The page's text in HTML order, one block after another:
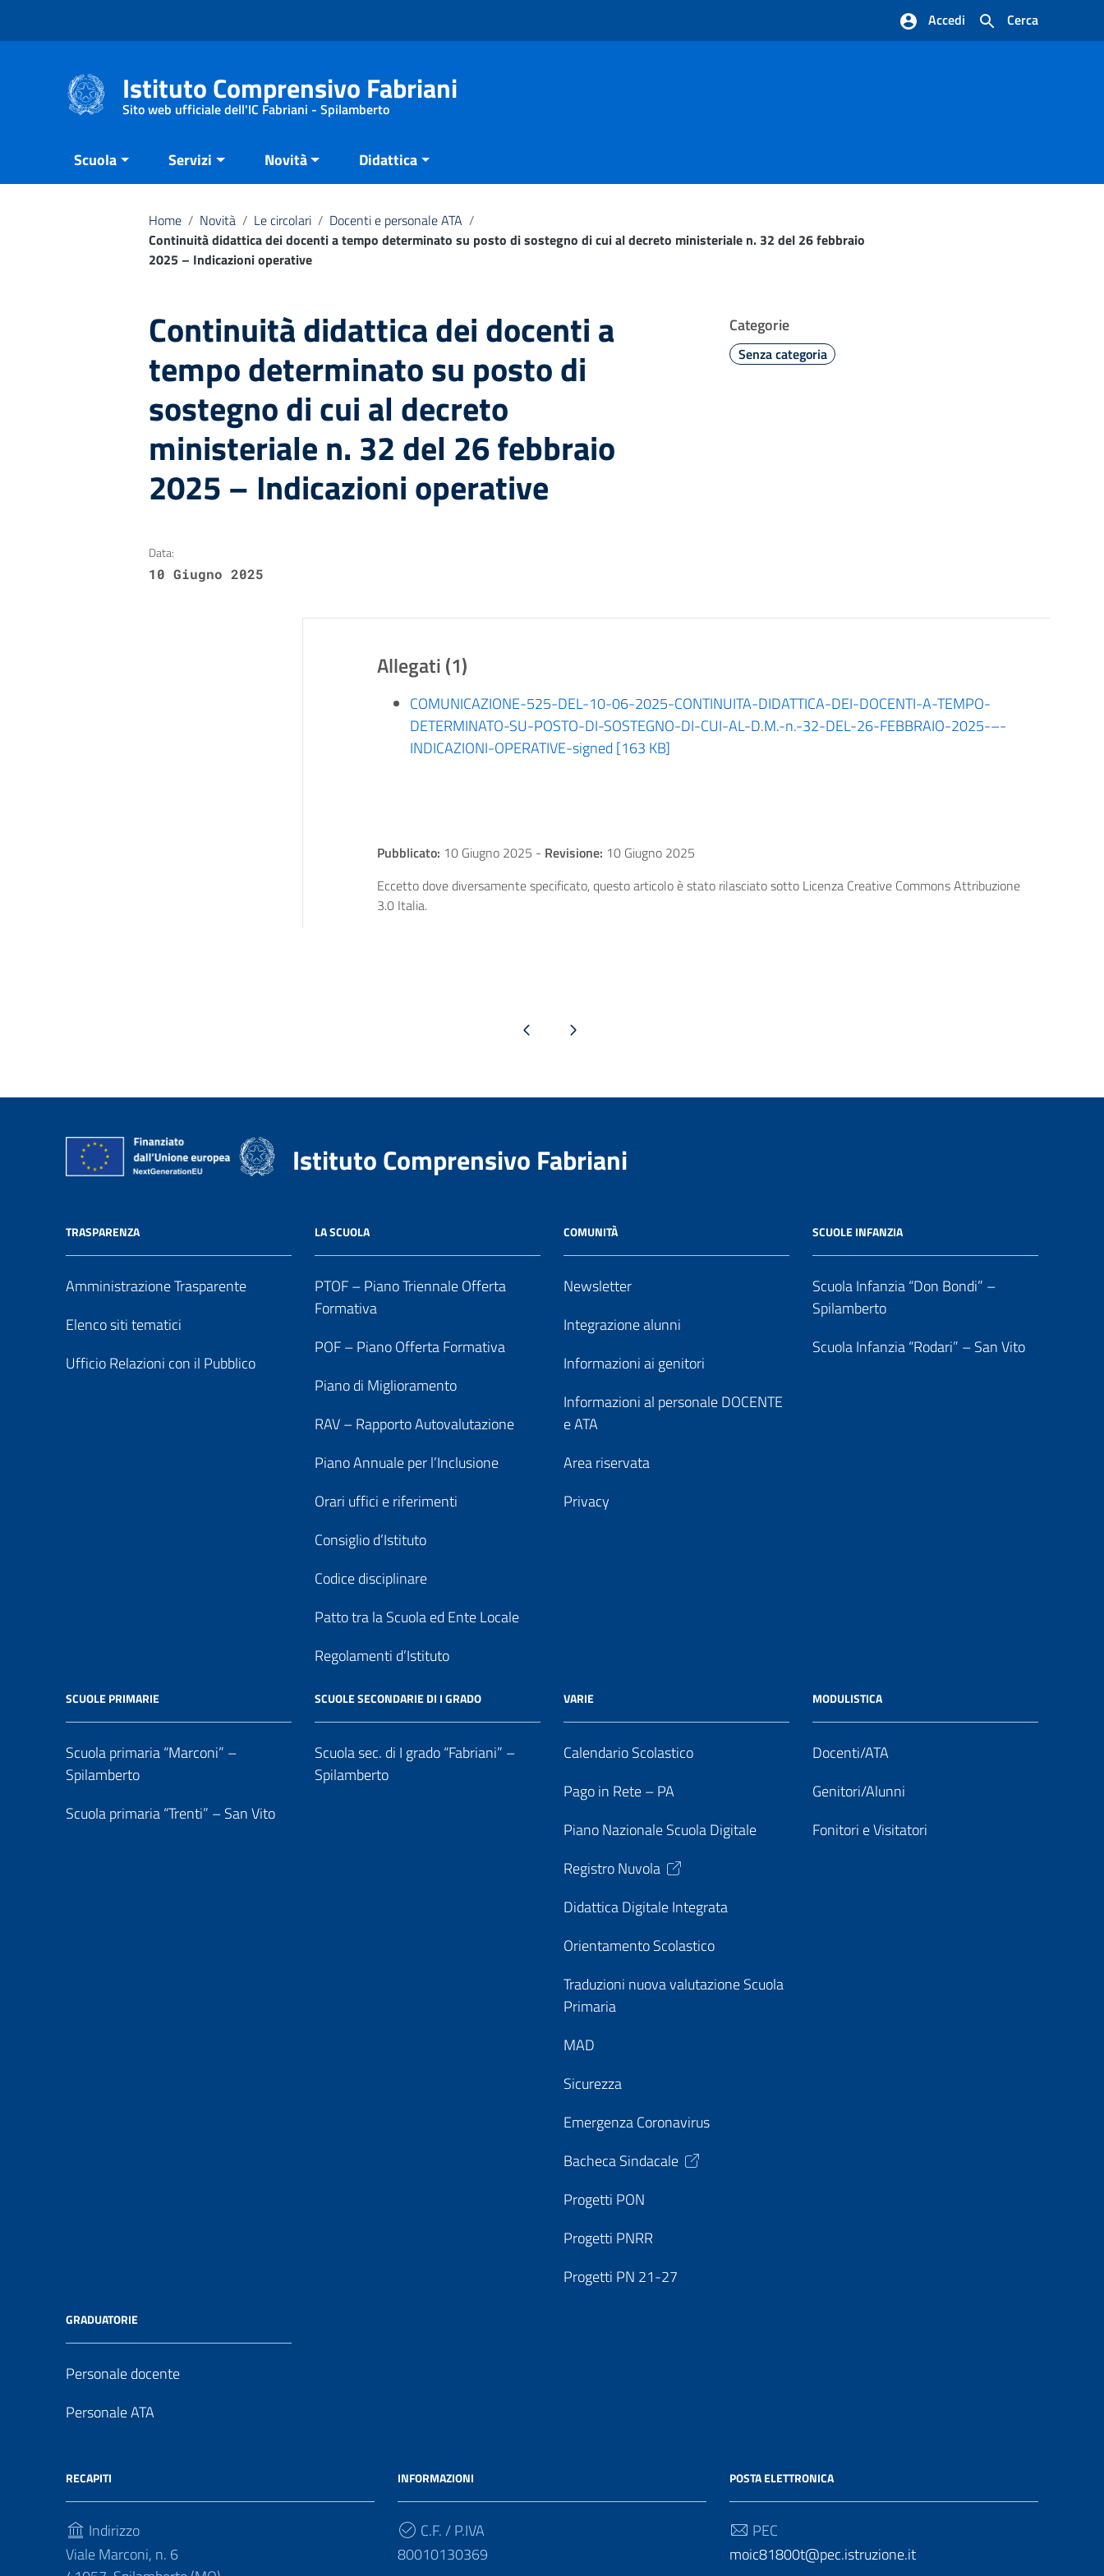
Cerca
Accedi
Istituto Comprensivo Fabriani
Sito web ufficiale dell'IC Fabriani - Spilamberto
Scuola Servizi Novità Didattica
Home / Novità / Le circolari / Docenti e personale ATA /
Continuità didattica dei docenti a tempo determinato su posto di sostegno di cui al decreto ministeriale n. 32 del 26 febbraio
2025 – Indicazioni operative
Continuità didattica dei docenti a
tempo determinato su posto di
sostegno di cui al decreto
ministeriale n. 32 del 26 febbraio
2025 – Indicazioni operative
Categorie
Senza categoria
Data:
10 Giugno 2025
Allegati (1)
COMUNICAZIONE-525-DEL-10-06-2025-CONTINUITA-DIDATTICA-DEI-DOCENTI-A-TEMPO-
DETERMINATO-SU-POSTO-DI-SOSTEGNO-DI-CUI-AL-D.M.-n.-32-DEL-26-FEBBRAIO-2025-–-
INDICAZIONI-OPERATIVE-signed [163 KB]
Pubblicato: 10 Giugno 2025 - Revisione: 10 Giugno 2025
Eccetto dove diversamente specificato, questo articolo è stato rilasciato sotto Licenza Creative Commons Attribuzione
3.0 Italia.
Pagina precedentePagina successiva
Istituto Comprensivo Fabriani
TRASPARENZA
Amministrazione Trasparente
Elenco siti tematici
Ufficio Relazioni con il Pubblico
LA SCUOLA
PTOF – Piano Triennale Offerta
Formativa
POF – Piano Offerta Formativa
Piano di Miglioramento
RAV – Rapporto Autovalutazione
Piano Annuale per l’Inclusione
Orari uffici e riferimenti
Consiglio d’Istituto
Codice disciplinare
Patto tra la Scuola ed Ente Locale
Regolamenti d’Istituto
COMUNITÀ
Newsletter
Integrazione alunni
Informazioni ai genitori
Informazioni al personale DOCENTE
e ATA
Area riservata
Privacy
SCUOLE INFANZIA
Scuola Infanzia “Don Bondi” –
Spilamberto
Scuola Infanzia “Rodari” – San Vito
SCUOLE PRIMARIE
Scuola primaria “Marconi” –
Spilamberto
Scuola primaria “Trenti” – San Vito
SCUOLE SECONDARIE DI I GRADO
Scuola sec. di I grado “Fabriani” –
Spilamberto
VARIE
Calendario Scolastico
Pago in Rete – PA
Piano Nazionale Scuola Digitale
Registro Nuvola
Didattica Digitale Integrata
Orientamento Scolastico
Traduzioni nuova valutazione Scuola
Primaria
MAD
Sicurezza
Emergenza Coronavirus
Bacheca Sindacale
Progetti PON
Progetti PNRR
Progetti PN 21-27
MODULISTICA
Docenti/ATA
Genitori/Alunni
Fonitori e Visitatori
GRADUATORIE
Personale docente
Personale ATA
RECAPITI
Indirizzo
Viale Marconi, n. 6
INFORMAZIONI
C.F. / P.IVA
80010130369
POSTA ELETTRONICA
PEC
moic81800t@pec.istruzione.it